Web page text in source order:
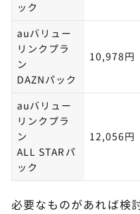
カラーや容量など、
します。
ック
auバリュー
リンクプラ
ン
DAZNパック
10,978円
auバリュー
リンクプラ
ン
ALL STARパ
ック
12,056円
必要なものがあれば検